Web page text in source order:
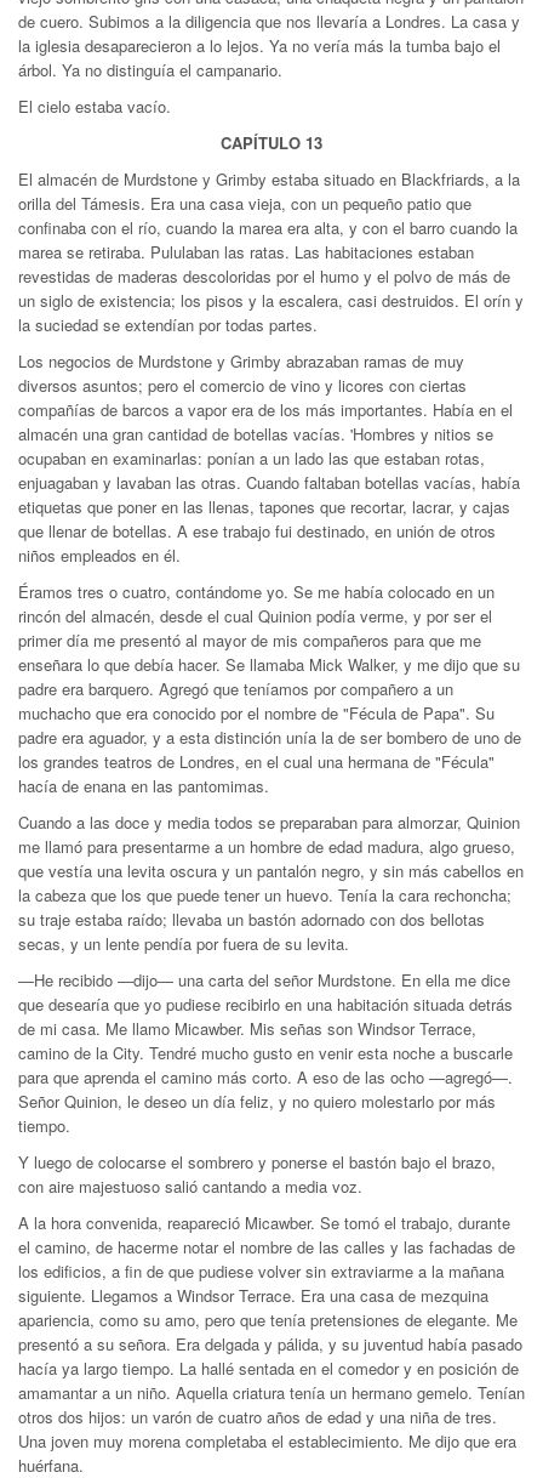
de cuero. Subimos a la diligencia que nos llevaría a Londres. La casa y
la iglesia desaparecieron a lo lejos. Ya no vería más la tumba bajo el
árbol. Ya no distinguía el campanario.
El cielo estaba vacío.
CAPÍTULO 13
El almacén de Murdstone y Grimby estaba situado en Blackfriards, a la
orilla del Támesis. Era una casa vieja, con un pequeño patio que
confinaba con el río, cuando la marea era alta, y con el barro cuando la
marea se retiraba. Pululaban las ratas. Las habitaciones estaban
revestidas de maderas descoloridas por el humo y el polvo de más de
un siglo de existencia; los pisos y la escalera, casi destruidos. El orín y
la suciedad se extendían por todas partes.
Los negocios de Murdstone y Grimby abrazaban ramas de muy
diversos asuntos; pero el comercio de vino y licores con ciertas
compañías de barcos a vapor era de los más importantes. Había en el
almacén una gran cantidad de botellas vacías. 'Hombres y nitios se
ocupaban en examinarlas: ponían a un lado las que estaban rotas,
enjuagaban y lavaban las otras. Cuando faltaban botellas vacías, había
etiquetas que poner en las llenas, tapones que recortar, lacrar, y cajas
que llenar de botellas. A ese trabajo fui destinado, en unión de otros
niños empleados en él.
Éramos tres o cuatro, contándome yo. Se me había colocado en un
rincón del almacén, desde el cual Quinion podía verme, y por ser el
primer día me presentó al mayor de mis compañeros para que me
enseñara lo que debía hacer. Se llamaba Mick Walker, y me dijo que su
padre era barquero. Agregó que teníamos por compañero a un
muchacho que era conocido por el nombre de "Fécula de Papa". Su
padre era aguador, y a esta distinción unía la de ser bombero de uno de
los grandes teatros de Londres, en el cual una hermana de "Fécula"
hacía de enana en las pantomimas.
Cuando a las doce y media todos se preparaban para almorzar, Quinion
me llamó para presentarme a un hombre de edad madura, algo grueso,
que vestía una levita oscura y un pantalón negro, y sin más cabellos en
la cabeza que los que puede tener un huevo. Tenía la cara rechoncha;
su traje estaba raído; llevaba un bastón adornado con dos bellotas
secas, y un lente pendía por fuera de su levita.
—He recibido —dijo— una carta del señor Murdstone. En ella me dice
que desearía que yo pudiese recibirlo en una habitación situada detrás
de mi casa. Me llamo Micawber. Mis señas son Windsor Terrace,
camino de la City. Tendré mucho gusto en venir esta noche a buscarle
para que aprenda el camino más corto. A eso de las ocho —agregó—.
Señor Quinion, le deseo un día feliz, y no quiero molestarlo por más
tiempo.
Y luego de colocarse el sombrero y ponerse el bastón bajo el brazo,
con aire majestuoso salió cantando a media voz.
A la hora convenida, reapareció Micawber. Se tomó el trabajo, durante
el camino, de hacerme notar el nombre de las calles y las fachadas de
los edificios, a fin de que pudiese volver sin extraviarme a la mañana
siguiente. Llegamos a Windsor Terrace. Era una casa de mezquina
apariencia, como su amo, pero que tenía pretensiones de elegante. Me
presentó a su señora. Era delgada y pálida, y su juventud había pasado
hacía ya largo tiempo. La hallé sentada en el comedor y en posición de
amamantar a un niño. Aquella criatura tenía un hermano gemelo. Tenían
otros dos hijos: un varón de cuatro años de edad y una niña de tres.
Una joven muy morena completaba el establecimiento. Me dijo que era
huérfana.